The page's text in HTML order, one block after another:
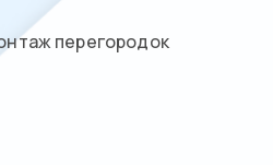
перегородок